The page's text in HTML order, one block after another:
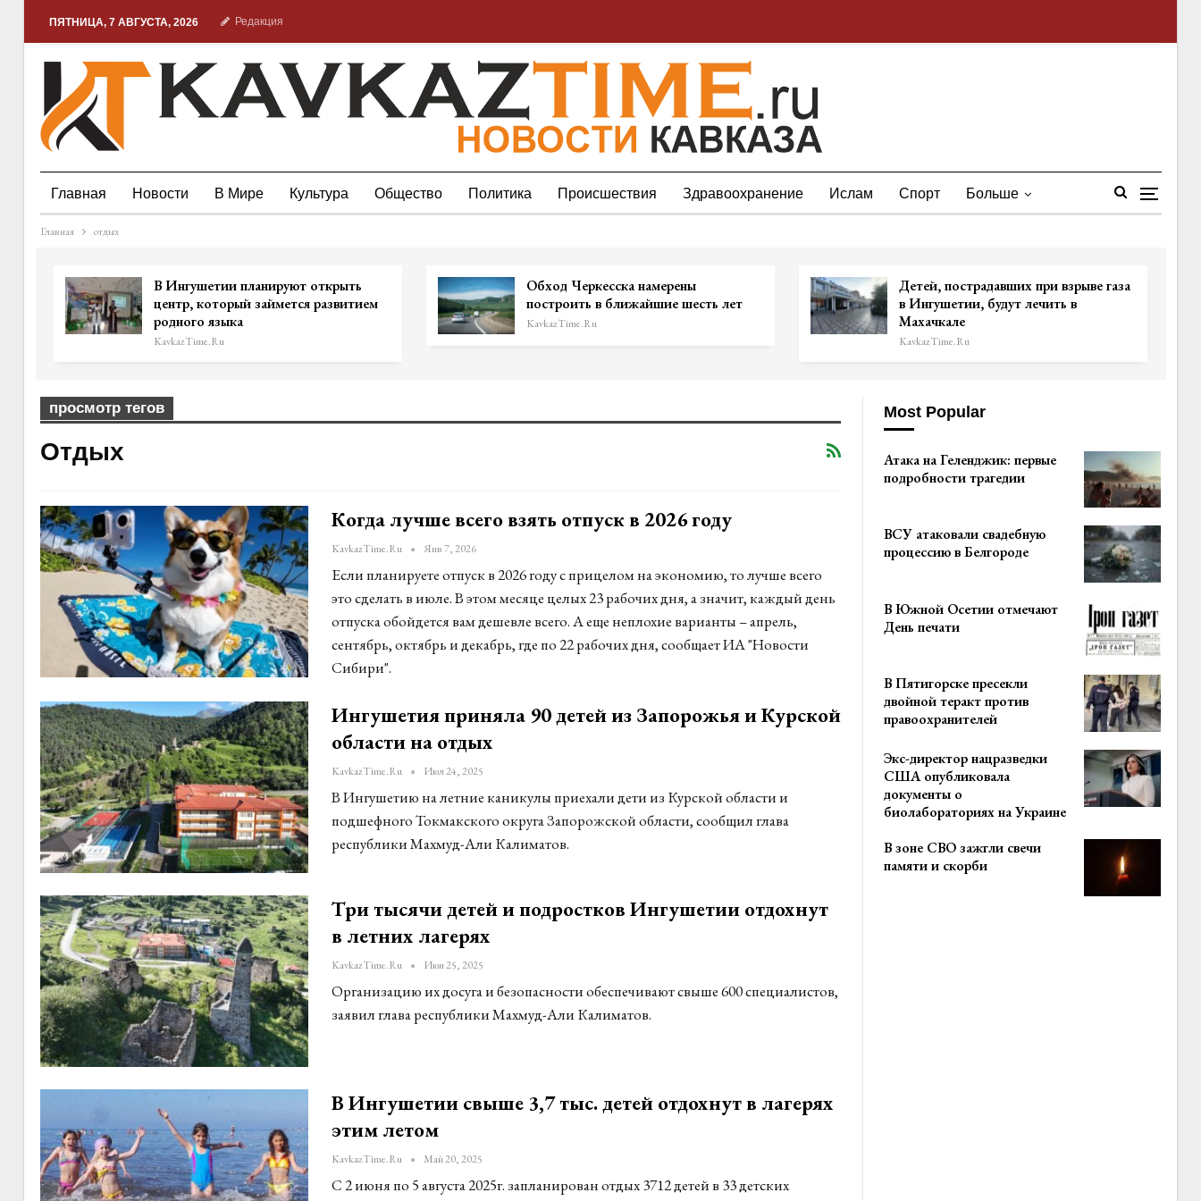
ПЯТНИЦА, 7 АВГУСТА, 2026 Редакция
Главная Новости В Мире Культура Общество Политика Происшествия Здравоохранение Ислам Спорт Больше
Главная отдых
В Ингушетии планируют открыть
центр, который займется развитием
родного языка
KavkazTime.ru
Обход Черкесска намерены
построить в ближайшие шесть лет
KavkazTime.ru
Детей, пострадавших при взрыве газа
в Ингушетии, будут лечить в
Махачкале
KavkazTime.ru
просмотр тегов
Отдых
Когда лучше всего взять отпуск в 2026 году
KavkazTime.ru Янв 7, 2026
Если планируете отпуск в 2026 году с прицелом на экономию, то лучше всего
это сделать в июле. В этом месяце целых 23 рабочих дня, а значит, каждый день
отпуска обойдется вам дешевле всего. А еще неплохие варианты – апрель,
сентябрь, октябрь и декабрь, где по 22 рабочих дня, сообщает ИА "Новости
Сибири".
Ингушетия приняла 90 детей из Запорожья и Курской
области на отдых
KavkazTime.ru Июл 24, 2025
В Ингушетию на летние каникулы приехали дети из Курской области и
подшефного Токмакского округа Запорожской области, сообщил глава
республики Махмуд-Али Калиматов.
Три тысячи детей и подростков Ингушетии отдохнут
в летних лагерях
KavkazTime.ru Июн 25, 2025
Организацию их досуга и безопасности обеспечивают свыше 600 специалистов,
заявил глава республики Махмуд-Али Калиматов.
В Ингушетии свыше 3,7 тыс. детей отдохнут в лагерях
этим летом
KavkazTime.ru Май 20, 2025
С 2 июня по 5 августа 2025г. запланирован отдых 3712 детей в 33 детских
Most Popular
Атака на Геленджик: первые
подробности трагедии
ВСУ атаковали свадебную
процессию в Белгороде
В Южной Осетии отмечают
День печати
В Пятигорске пресекли
двойной теракт против
правоохранителей
Экс-директор нацразведки
США опубликовала
документы о
биолабораториях на Украине
В зоне СВО зажгли свечи
памяти и скорби